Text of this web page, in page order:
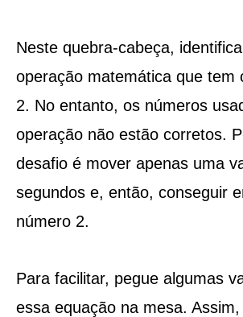
Neste quebra-cabeça,
operação matemática que tem
2. No entanto, os números
operação não estão corretos.
desafio é mover apenas uma
segundos e, então, conseguir
número 2.
Para facilitar, pegue algumas
essa equação na mesa.